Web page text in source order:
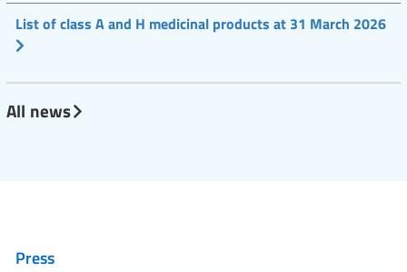
List of class A and H medicinal products at 31 March 2026
All news
Press